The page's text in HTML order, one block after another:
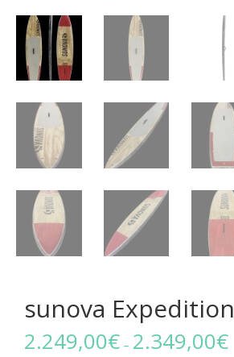
sunova Expedition
2.249,00€ – 2.349,00€